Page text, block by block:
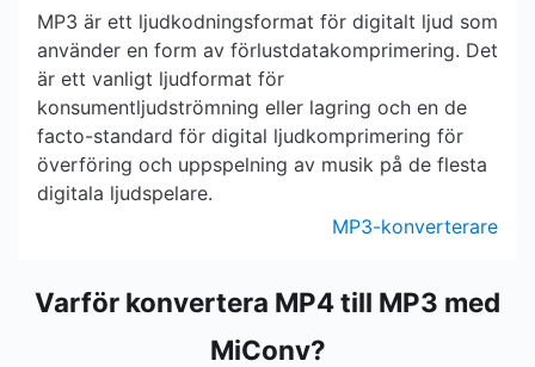
MP3 är ett ljudkodningsformat för digitalt ljud som
använder en form av förlustdatakomprimering. Det
är ett vanligt ljudformat för
konsumentljudströmning eller lagring och en de
facto-standard för digital ljudkomprimering för
överföring och uppspelning av musik på de flesta
digitala ljudspelare.
MP3-konverterare
Varför konvertera MP4 till MP3 med
MiConv?